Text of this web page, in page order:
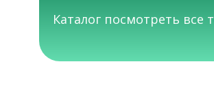
Каталог посмотреть все